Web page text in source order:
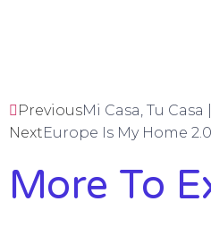
PreviousMi Casa, Tu
NextEurope Is My Home
More To